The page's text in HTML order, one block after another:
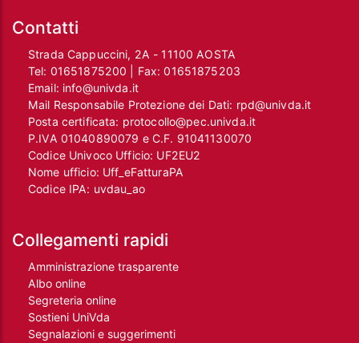
Contatti
Strada Cappuccini, 2A - 11100 AOSTA
Tel: 01651875200 | Fax:01651875203
Email: info@univda.it
Mail Responsabile Protezione dei Dati: rpd@univda.it
Posta certificata: protocollo@pec.univda.it
P.IVA 01040890079 e C.F. 91041130070
Codice Univoco Ufficio: UF2EU2
Nome ufficio: Uff_eFatturaPA
Codice IPA: uvdau_ao
Collegamenti rapidi
Amministrazione trasparente
Albo online
Segreteria online
Sostieni UniVda
Segnalazioni e suggerimenti